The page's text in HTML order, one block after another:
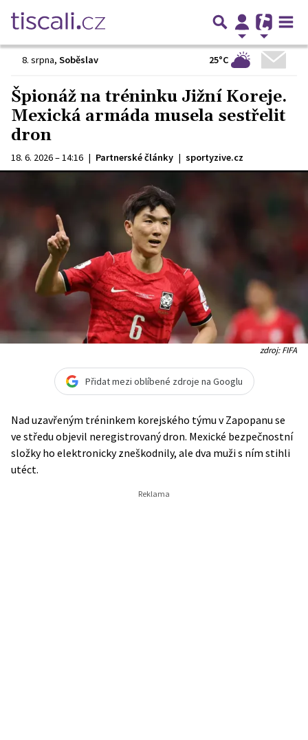
8. srpna, Soběslav 25°C
Špionáž na tréninku Jižní Koreje.
Mexická armáda musela sestřelit
dron
18. 6. 2026 – 14:16 | Partnerské články | sportyzive.cz
zdroj: FIFA
Přidat mezi oblíbené zdroje na Googlu
Nad uzavřeným tréninkem korejského týmu v Zapopanu se
ve středu objevil neregistrovaný dron. Mexické bezpečnostní
složky ho elektronicky zneškodnily, ale dva muži s ním stihli
utéct.